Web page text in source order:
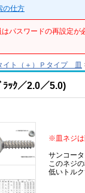
の仕方
パスワードの再設定が
イト（＋）Ｐタイプ 皿
ｯｸ／2.0／5.0)
※皿ネジは
サンコー
このネジ
低いトル